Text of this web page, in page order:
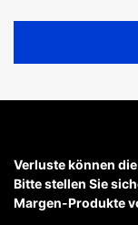
Verluste können
Bitte stellen Sie
Margen-Produkte